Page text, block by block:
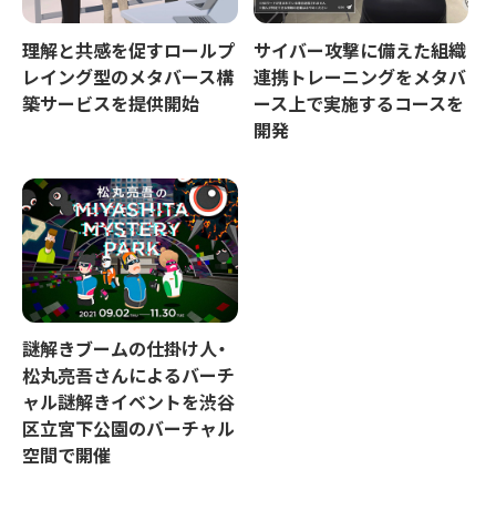
理解と共感を促すロールプ
レイング型のメタバース構
築サービスを提供開始
サイバー攻撃に備えた組織
連携トレーニングをメタバ
ース上で実施するコースを
開発
謎解きブームの仕掛け人・
松丸亮吾さんによるバーチ
ャル謎解きイベントを渋谷
区立宮下公園のバーチャル
空間で開催